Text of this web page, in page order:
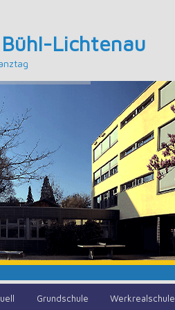
Lichtenau
Grundschule Werkrealschule